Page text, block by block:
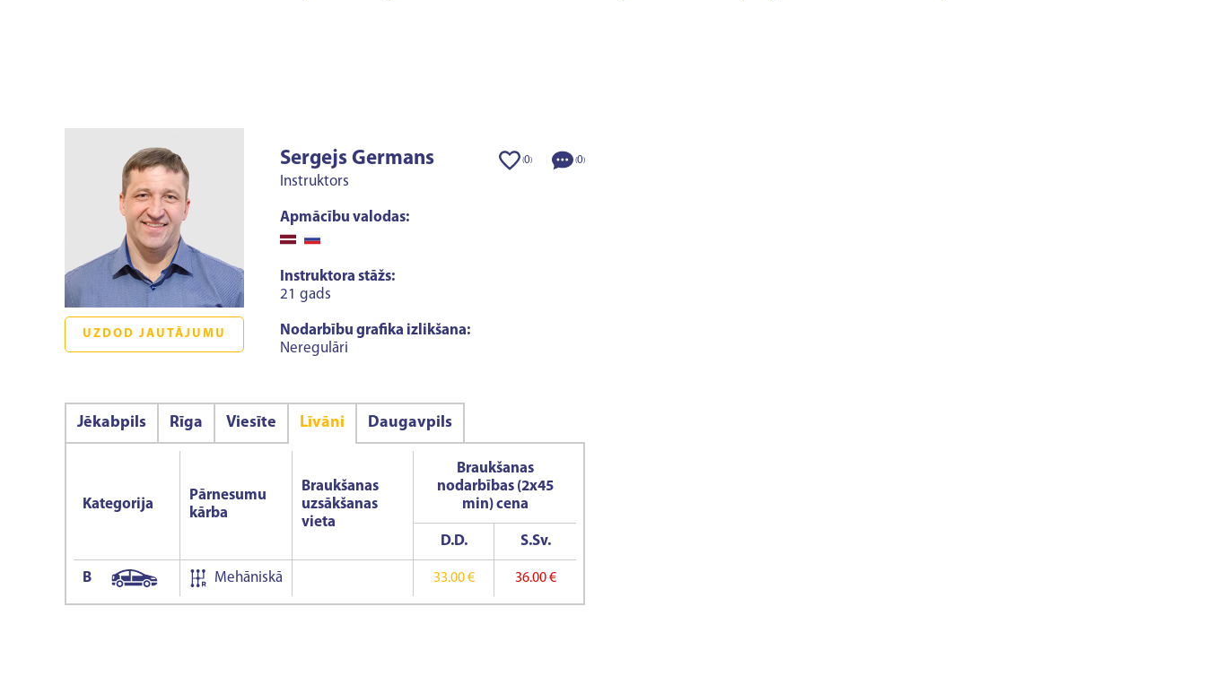
UZDOD JAUTĀJUMU
(0) (0)
Sergejs Germans
Instruktors
Apmācību valodas:
Instruktora stāžs:
21 gads
Nodarbību grafika izlikšana:
Neregulāri
Jēkabpils Rīga Viesīte Līvāni Daugavpils
Kategorija
Pārnesumu
kārba
Braukšanas
uzsākšanas
vieta
Braukšanas
nodarbības (2x45
min) cena
D.D. S.Sv.
B Mehāniskā 33.00 € 36.00 €